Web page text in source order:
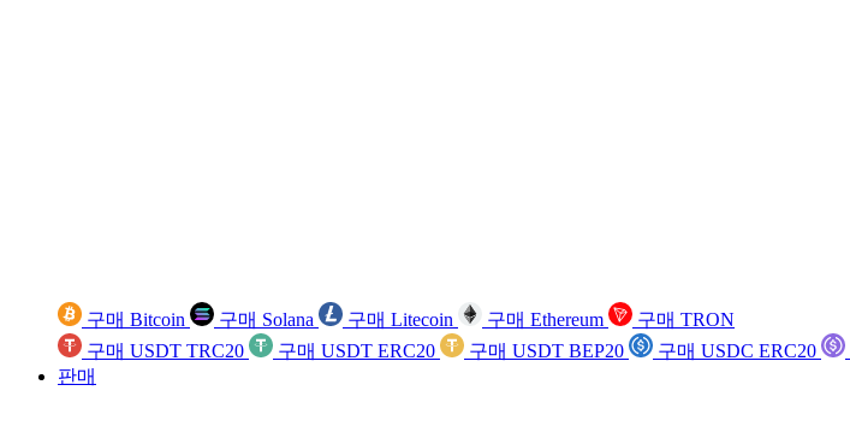
구매 Bitcoin 구매 Solana 구매 Litecoin 구매 Ethereum
구매 TRON
구매 USDT TRC20
구매 USDT ERC20 구매 USDT BEP20 구매 USDC ERC20
판매